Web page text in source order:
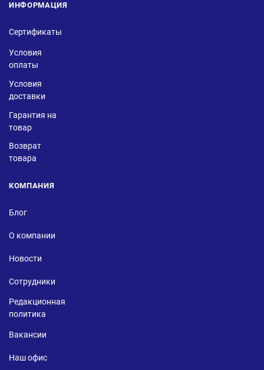
ИНФОРМАЦИЯ
Сертификаты
Условия
оплаты
Условия
доставки
Гарантия на
товар
Возврат
товара
КОМПАНИЯ
Блог
О компании
Новости
Сотрудники
Редакционная
политика
Вакансии
Наш офис